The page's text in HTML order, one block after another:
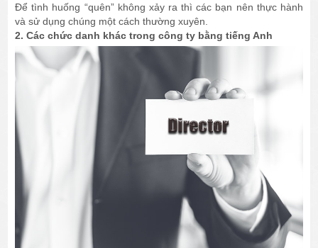
Để tình huống “quên” không xảy ra thì các bạn nên thực hành
và sử dụng chúng một cách thường xuyên.
2. Các chức danh khác trong công ty bằng tiếng Anh